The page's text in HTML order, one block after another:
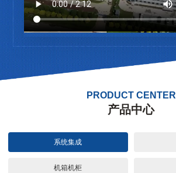
PRODUCT CENTER
产品中心
系统集成
机箱机柜